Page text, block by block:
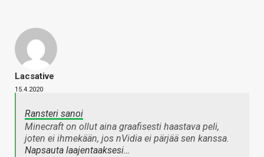
Lacsative
15.4.2020
Ransteri sanoi
Minecraft on ollut aina graafisesti haastava peli,
joten ei ihmekään, jos nVidia ei pärjää sen kanssa.
Napsauta laajentaaksesi…